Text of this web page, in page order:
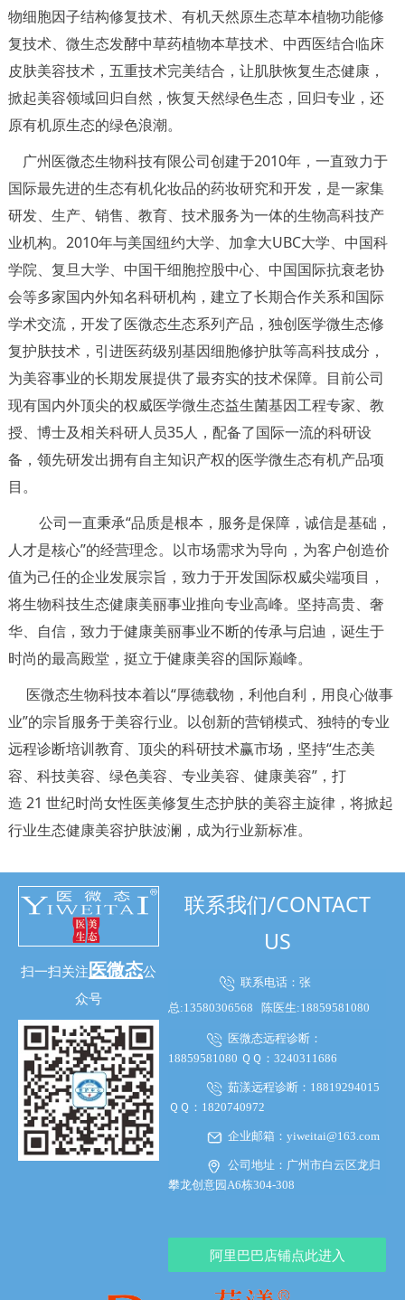
物细胞因子结构修复技术、有机天然原生态草本植物功能修
复技术、微生态发酵中草药植物本草技术、中西医结合临床
皮肤美容技术，五重技术完美结合，让肌肤恢复生态健康，
掀起美容领域回归自然，恢复天然绿色生态，回归专业，还
原有机原生态的绿色浪潮。
广州医微态生物科技有限公司创建于2010年，一直致力于
国际最先进的生态有机化妆品的药妆研究和开发，是一家集
研发、生产、销售、教育、技术服务为一体的生物高科技产
业机构。2010年与美国纽约大学、加拿大UBC大学、中国科
学院、复旦大学、中国干细胞控股中心、中国国际抗衰老协
会等多家国内外知名科研机构，建立了长期合作关系和国际
学术交流，开发了医微态生态系列产品，独创医学微生态修
复护肤技术，引进医药级别基因细胞修护肽等高科技成分，
为美容事业的长期发展提供了最夯实的技术保障。目前公司
现有国内外顶尖的权威医学微生态益生菌基因工程专家、教
授、博士及相关科研人员35人，配备了国际一流的科研设
备，领先研发出拥有自主知识产权的医学微生态有机产品项
目。
公司一直秉承“品质是根本，服务是保障，诚信是基础，
人才是核心”的经营理念。以市场需求为导向，为客户创造价
值为己任的企业发展宗旨，致力于开发国际权威尖端项目，
将生物科技生态健康美丽事业推向专业高峰。坚持高贵、奢
华、自信，致力于健康美丽事业不断的传承与启迪，诞生于
时尚的最高殿堂，挺立于健康美容的国际巅峰。
医微态生物科技本着以“厚德载物，利他自利，用良心做事
业”的宗旨服务于美容行业。以创新的营销模式、独特的专业
远程诊断培训教育、顶尖的科研技术赢市场，坚持“生态美
容、科技美容、绿色美容、专业美容、健康美容”，打
造 21 世纪时尚女性医美修复生态护肤的美容主旋律，将掀起
行业生态健康美容护肤波澜，成为行业新标准。
扫一扫关注医微态公
众号
联系我们/CONTACT
US
联系电话：张
总:13580306568
陈医生:18859581080
医微态远程诊断：
18859581080 ＱＱ：3240311686
茹漾远程诊断：18819294015
ＱＱ：1820740972
企业邮箱：yiweitai@163.com
公司地址：广州市白云区龙归
攀龙创意园A6栋304-308
阿里巴巴店铺点此进入